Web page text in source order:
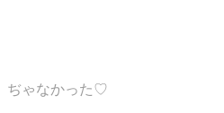
ぢゃなかった♡